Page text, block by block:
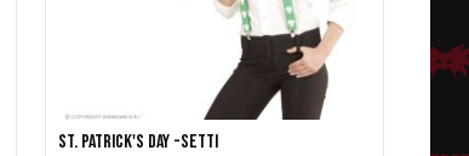
St. Patrick's Day -setti